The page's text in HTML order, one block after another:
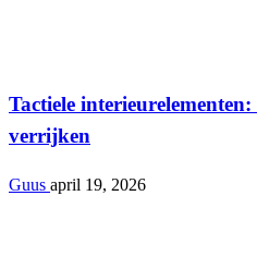
Tactiele
verrijken
Guus april 19, 2026